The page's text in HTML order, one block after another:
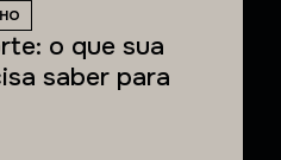
o que sua
saber para